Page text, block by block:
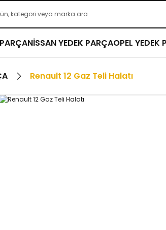
NİSSAN YEDEK PARÇAOPEL YEDEK
Renault 12 Gaz Teli Halatı